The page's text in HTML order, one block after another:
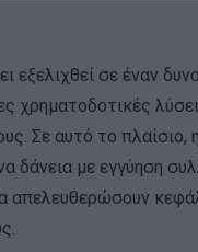
σε έναν
χρηματοδοτικές
Σε αυτό το πλαίσιο,
δάνεια με εγγύηση